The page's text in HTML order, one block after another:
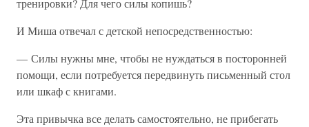
тренировки? Для чего силы копишь?
И Миша отвечал с детской непосредственностью:
— Силы нужны мне, чтобы не нуждаться в посторонней
помощи, если потребуется передвинуть письменный стол
или шкаф с книгами.
Эта привычка все делать самостоятельно, не прибегать